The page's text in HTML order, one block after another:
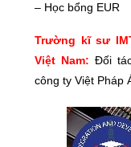
– Học bổng EUR
Trường kĩ sư
Việt Nam: Đối
công ty Việt Pháp